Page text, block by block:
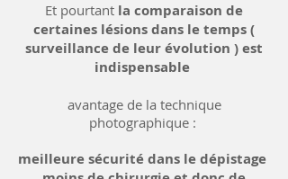
Et pourtant la comparaison de
certaines lésions dans le temps (
surveillance de leur évolution ) est
indispensable
avantage de la technique
photographique :
meilleure sécurité dans le dépistage